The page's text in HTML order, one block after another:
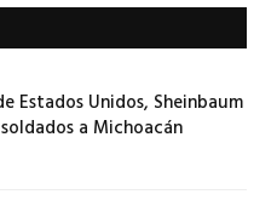
Estados Unidos, Sheinbaum
a Michoacán